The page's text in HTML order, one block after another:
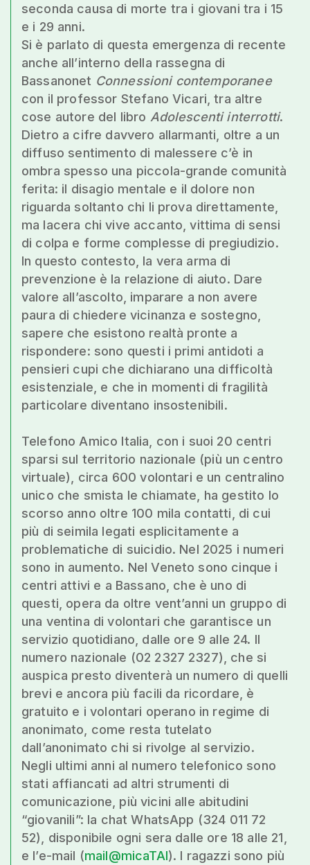
seconda causa di morte tra i giovani tra i 15
e i 29 anni.
Si è parlato di questa emergenza di recente
anche all’interno della rassegna di
Bassanonet Connessioni contemporanee
con il professor Stefano Vicari, tra altre
cose autore del libro Adolescenti interrotti.
Dietro a cifre davvero allarmanti, oltre a un
diffuso sentimento di malessere c’è in
ombra spesso una piccola-grande comunità
ferita: il disagio mentale e il dolore non
riguarda soltanto chi li prova direttamente,
ma lacera chi vive accanto, vittima di sensi
di colpa e forme complesse di pregiudizio.
In questo contesto, la vera arma di
prevenzione è la relazione di aiuto. Dare
valore all’ascolto, imparare a non avere
paura di chiedere vicinanza e sostegno,
sapere che esistono realtà pronte a
rispondere: sono questi i primi antidoti a
pensieri cupi che dichiarano una difficoltà
esistenziale, e che in momenti di fragilità
particolare diventano insostenibili.
Telefono Amico Italia, con i suoi 20 centri
sparsi sul territorio nazionale (più un centro
virtuale), circa 600 volontari e un centralino
unico che smista le chiamate, ha gestito lo
scorso anno oltre 100 mila contatti, di cui
più di seimila legati esplicitamente a
problematiche di suicidio. Nel 2025 i numeri
sono in aumento. Nel Veneto sono cinque i
centri attivi e a Bassano, che è uno di
questi, opera da oltre vent’anni un gruppo di
una ventina di volontari che garantisce un
servizio quotidiano, dalle ore 9 alle 24. Il
numero nazionale (02 2327 2327), che si
auspica presto diventerà un numero di quelli
brevi e ancora più facili da ricordare, è
gratuito e i volontari operano in regime di
anonimato, come resta tutelato
dall’anonimato chi si rivolge al servizio.
Negli ultimi anni al numero telefonico sono
stati affiancati ad altri strumenti di
comunicazione, più vicini alle abitudini
“giovanili”: la chat WhatsApp (324 011 72
52), disponibile ogni sera dalle ore 18 alle 21,
e l’e-mail (mail@micaTAI). I ragazzi sono più